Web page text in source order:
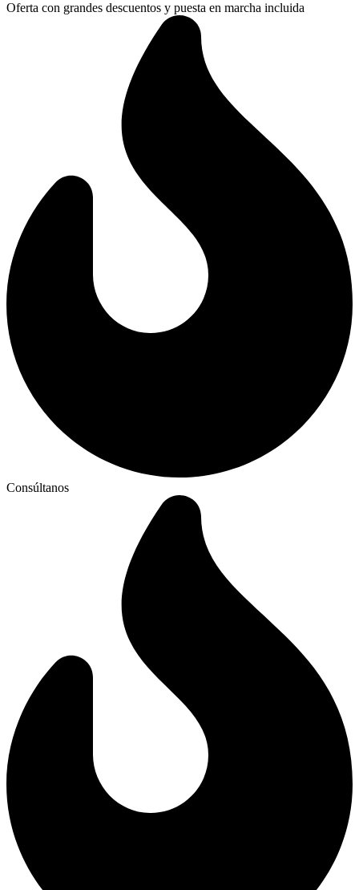
Oferta con grandes descuentos y puesta en marcha incluida
Consúltanos